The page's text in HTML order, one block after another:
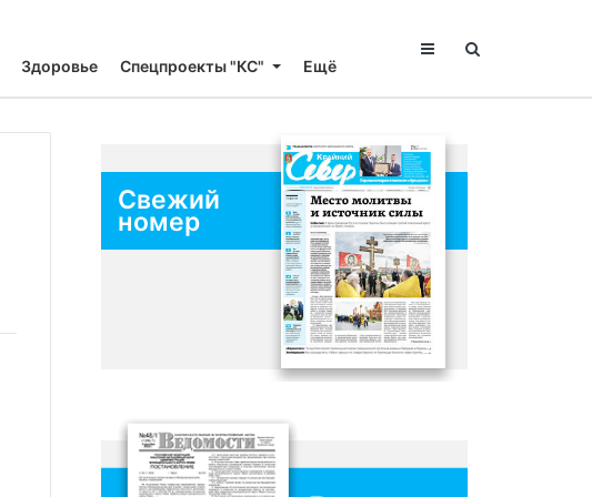
Здоровье Спецпроекты "КС" Ещё
Свежий
номер